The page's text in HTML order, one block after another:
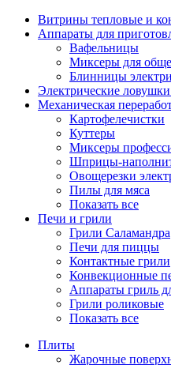
Витрины тепловые и
Аппараты для
Вафельницы
Миксеры для
Блинницы
Электрические
Механическая
Картофелечистки
Куттеры
Миксеры
Шприцы-
Овощерезки
Пилы для мяса
Показать все
Печи и грили
Грили Саламандра
Печи для пиццы
Контактные грили
Конвекционные
Аппараты гриль
Грили роликовые
Показать все
Плиты
Жарочные